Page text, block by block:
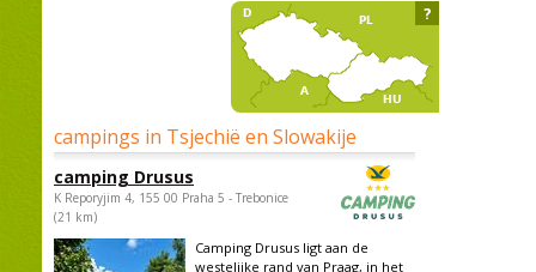
campings in Tsjechië en Slowakije
camping Drusus
K Reporyjim 4, 155 00 Praha 5 - Trebonice
(21 km)
Camping Drusus ligt aan de
westelijke rand van Praag, in het
?